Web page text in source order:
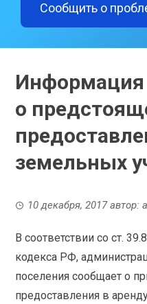
Сообщить о
Информация
о
земельных
10 декабря, 2017автор:
В соответствии со ст.
кодекса РФ,
поселения сообщает о
предоставления в